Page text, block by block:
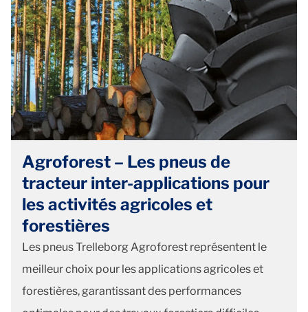
Agroforest – Les pneus de
tracteur inter-applications pour
les activités agricoles et
forestières
Les pneus Trelleborg Agroforest représentent le
meilleur choix pour les applications agricoles et
forestières, garantissant des performances